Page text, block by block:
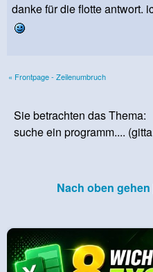
danke für die flotte antwort.
« Frontpage - Zeilenumbruch
Sie betrachten das Thema:
suche ein programm....
Nach oben gehen